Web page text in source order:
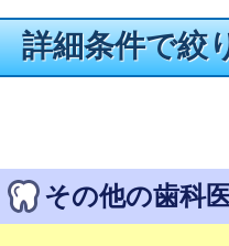
詳細条件で絞
その他の歯科